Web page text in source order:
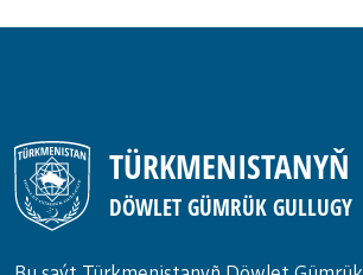
TÜRKMENISTANYŇ
DÖWLET GÜMRÜK GULLUGY